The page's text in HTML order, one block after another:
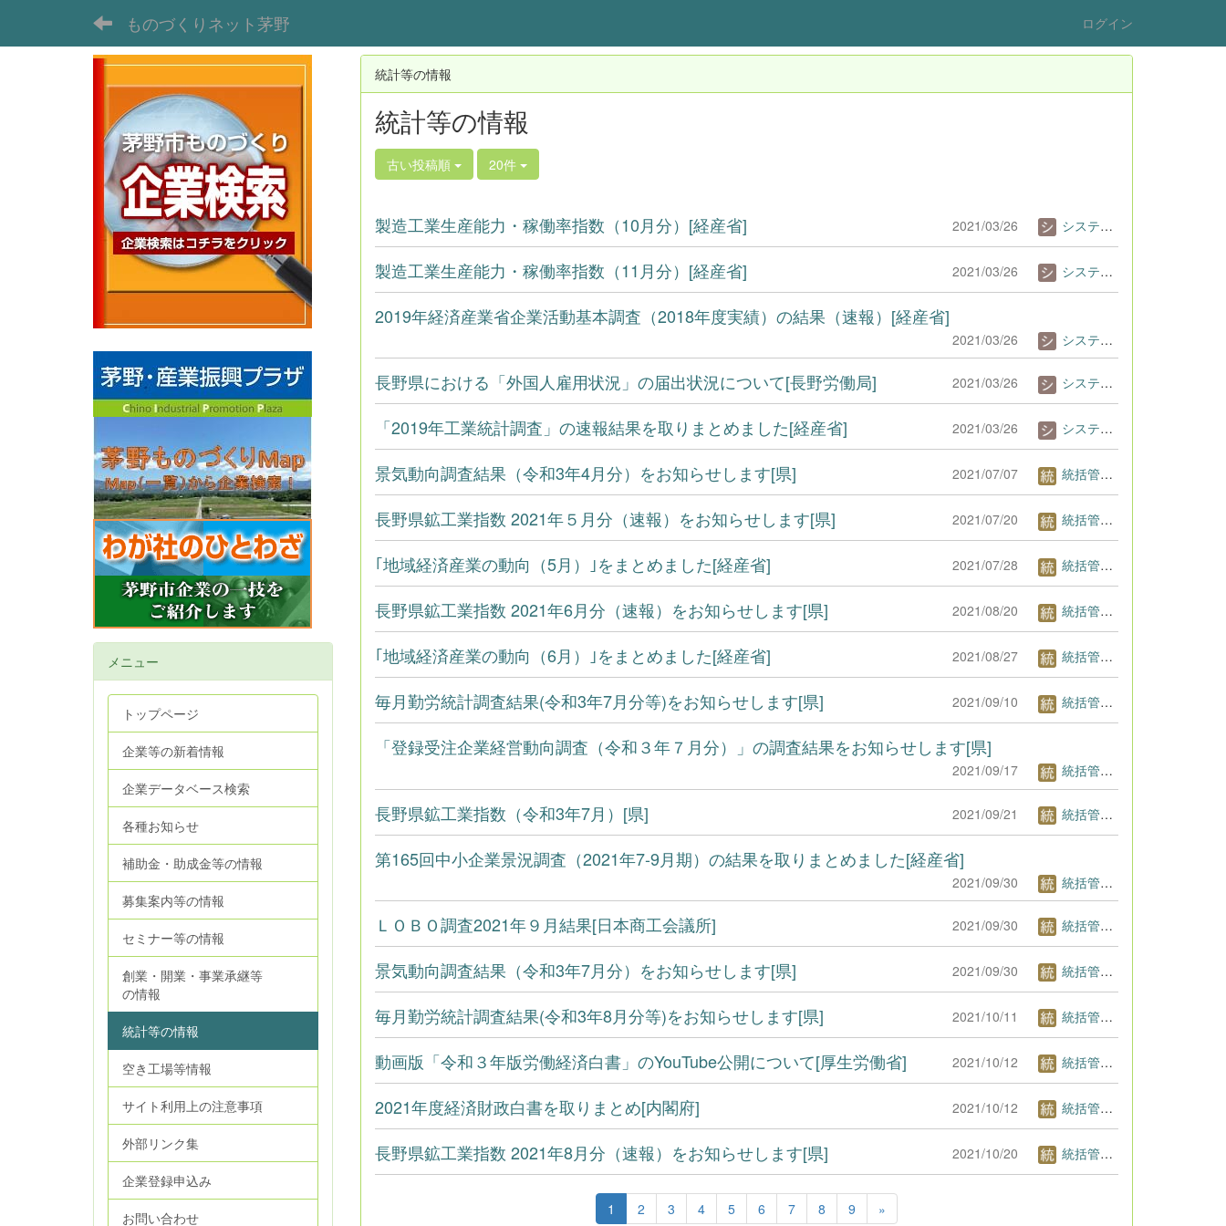
ものづくりネット茅野 ログイン
統計等の情報
統計等の情報
古い投稿順 20件
製造工業生産能力・稼働率指数（10月分）[経産省] 2021/03/26 システム管理者
製造工業生産能力・稼働率指数（11月分）[経産省] 2021/03/26 システム管理者
2019年経済産業省企業活動基本調査（2018年度実績）の結果（速報）[経産省]
2021/03/26 システム管理者
長野県における「外国人雇用状況」の届出状況について[長野労働局] 2021/03/26 システム管理者
「2019年工業統計調査」の速報結果を取りまとめました[経産省] 2021/03/26 システム管理者
景気動向調査結果（令和3年4月分）をお知らせします[県] 2021/07/07 統括管理者1
長野県鉱工業指数 2021年５月分（速報）をお知らせします[県] 2021/07/20 統括管理者1
｢地域経済産業の動向（5月）｣をまとめました[経産省] 2021/07/28 統括管理者1
長野県鉱工業指数 2021年6月分（速報）をお知らせします[県] 2021/08/20 統括管理者1
｢地域経済産業の動向（6月）｣をまとめました[経産省] 2021/08/27 統括管理者1
毎月勤労統計調査結果(令和3年7月分等)をお知らせします[県] 2021/09/10 統括管理者1
「登録受注企業経営動向調査（令和３年７月分）」の調査結果をお知らせします[県]
2021/09/17 統括管理者1
長野県鉱工業指数（令和3年7月）[県] 2021/09/21 統括管理者1
第165回中小企業景況調査（2021年7-9月期）の結果を取りまとめました[経産省]
2021/09/30 統括管理者1
ＬＯＢＯ調査2021年９月結果[日本商工会議所] 2021/09/30 統括管理者1
景気動向調査結果（令和3年7月分）をお知らせします[県] 2021/09/30 統括管理者1
毎月勤労統計調査結果(令和3年8月分等)をお知らせします[県] 2021/10/11 統括管理者1
動画版「令和３年版労働経済白書」のYouTube公開について[厚生労働省] 2021/10/12 統括管理者1
2021年度経済財政白書を取りまとめ[内閣府] 2021/10/12 統括管理者1
長野県鉱工業指数 2021年8月分（速報）をお知らせします[県] 2021/10/20 統括管理者1
1 2 3 4 5 6 7 8 9 »
メニュー
トップページ
企業等の新着情報
企業データベース検索
各種お知らせ
補助金・助成金等の情報
募集案内等の情報
セミナー等の情報
創業・開業・事業承継等
の情報
統計等の情報
空き工場等情報
サイト利用上の注意事項
外部リンク集
企業登録申込み
お問い合わせ